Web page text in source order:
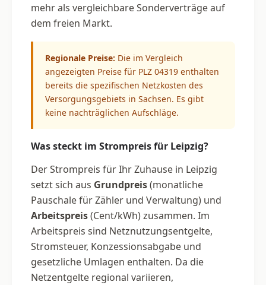
mehr als vergleichbare Sonderverträge auf
dem freien Markt.
Regionale Preise: Die im Vergleich
angezeigten Preise für PLZ 04319 enthalten
bereits die spezifischen Netzkosten des
Versorgungsgebiets in Sachsen. Es gibt
keine nachträglichen Aufschläge.
Was steckt im Strompreis für Leipzig?
Der Strompreis für Ihr Zuhause in Leipzig
setzt sich aus Grundpreis(monatliche
Pauschale für Zähler und Verwaltung) und
Arbeitspreis(Cent/kWh) zusammen. Im
Arbeitspreis sind Netznutzungsentgelte,
Stromsteuer, Konzessionsabgabe und
gesetzliche Umlagen enthalten. Da die
Netzentgelte regional variieren,